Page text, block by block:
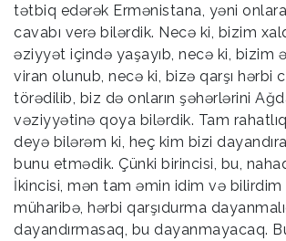
tətbiq edərək Ermənistana, yəni
cavabı verə bilərdik. Necə ki, bizim
əziyyət içində yaşayıb, necə ki, bizim
viran olunub, necə ki, bizə qarşı hərbi
törədilib, biz də onların şəhərlərini
vəziyyətinə qoya bilərdik. Tam
deyə bilərəm ki, heç kim bizi
bunu etmədik. Çünki birincisi, bu,
İkincisi, mən tam əmin idim və
müharibə, hərbi qarşıdurma
dayandırmasaq, bu dayanmayacaq.